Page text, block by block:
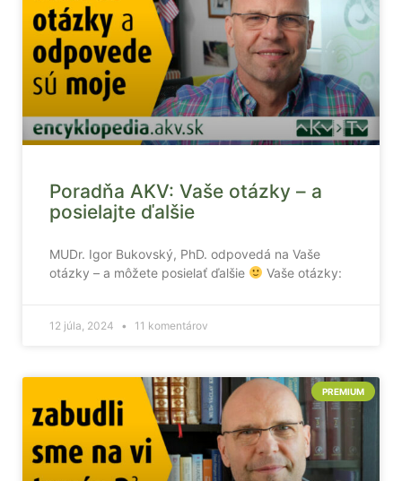
Poradňa AKV: Vaše otázky – a
posielajte ďalšie
MUDr. Igor Bukovský, PhD. odpovedá na Vaše
otázky – a môžete posielať ďalšie
Vaše otázky:
12 júla, 2024 11 komentárov
PREMIUM